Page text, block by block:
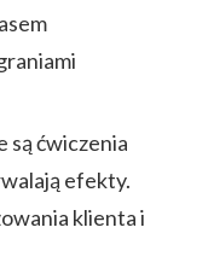
są ćwiczenia
efekty.
klienta i